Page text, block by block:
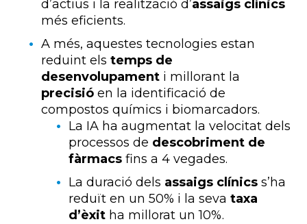
d’actius i la realització d’assaigs clínics
més eficients.
A més, aquestes tecnologies estan
reduint els temps de
desenvolupament i millorant la
precisió en la identificació de
compostos químics i biomarcadors.
La IA ha augmentat la velocitat dels
processos de descobriment de
fàrmacs fins a 4 vegades.
La duració dels assaigs clínics s’ha
reduït en un 50% i la seva taxa
d’èxit ha millorat un 10%.